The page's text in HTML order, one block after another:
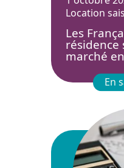
Location
Les
résidence
marché
En